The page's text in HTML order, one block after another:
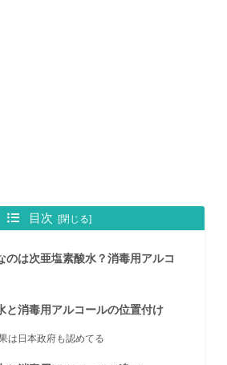
目次
のは次亜塩素酸水？消毒用アルコ
と消毒用アルコールの位置付け
は日本政府も認めてる